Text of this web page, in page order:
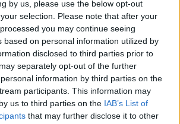
by us, please use the below opt-out
selection. Please note that after your
you may continue seeing
based on personal information utilized by
disclosed to third parties prior to
separately opt-out of the further
information by third parties on the
participants. This information may
us to third parties on the IAB’s List of
that may further disclose it to other
- Finanziamenti per l'acquisto di
impianti e attrezzature da parte delle
Imprese e del Made in Italy -